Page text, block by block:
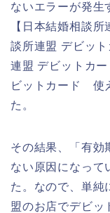
ないエラーが発生
【日本結婚相談
談所連盟 デビッ
連盟 デビットカ
ビットカード 使
た。
その結果、「有効
ない原因になって
た。なので、単純
盟のお店でデビッ